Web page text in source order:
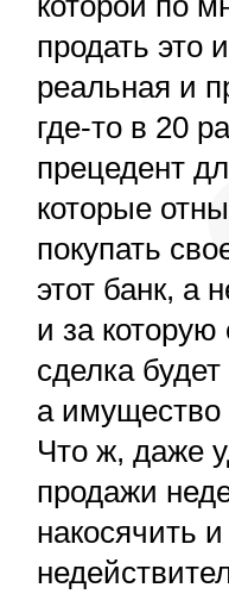
продать это
реальная и
где-то в 20
прецедент
которые
покупать
этот банк, а
и за
сделка
а имущество
Что ж, даже
продажи
накосячить